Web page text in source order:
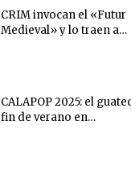
CRIM invocan el «Futur
Medieval» y lo traen a…
CALAPOP 2025: el
fin de verano en…